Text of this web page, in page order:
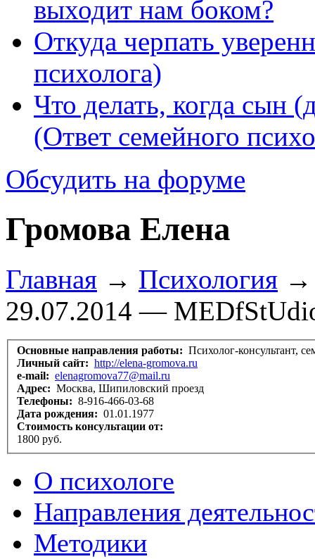
выходит нам боком?
Откуда черпать
психолога)
Что делать, когда сын
(Ответ семейного
Обсудить на форуме
Громова Елена
Главная → Психология
29.07.2014 —
Основные направления работы: Психолог-консультант,
Личный сайт: http://elena-gromova.ru
e-mail: elenagromova77@mail.ru
Адрес: Москва, Шипиловский проезд
Телефоны: 8-916-466-03-68
Дата рождения: 01.01.1977
Стоимость консультации от:
1800 руб.
О психологе
Направления
Методики